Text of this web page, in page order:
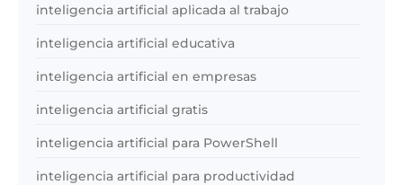
inteligencia artificial aplicada al trabajo
inteligencia artificial educativa
inteligencia artificial en empresas
inteligencia artificial gratis
inteligencia artificial para PowerShell
inteligencia artificial para productividad